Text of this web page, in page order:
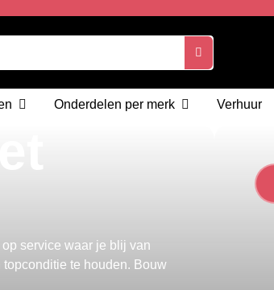
Onderdelen per merk Verhuur
service waar je blij van
te houden. Bouw